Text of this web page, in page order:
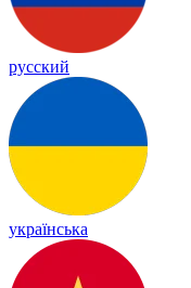
русский
українська